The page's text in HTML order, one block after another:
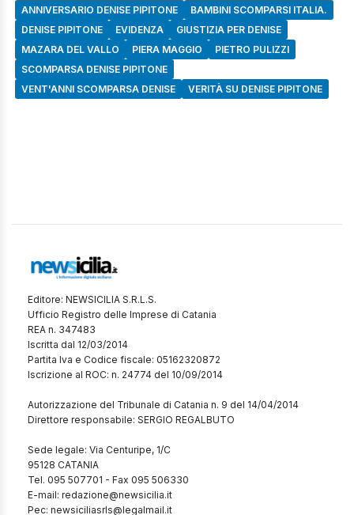
ANNIVERSARIO DENISE PIPITONE
BAMBINI SCOMPARSI ITALIA.
DENISE PIPITONE
EVIDENZA
GIUSTIZIA PER DENISE
MAZARA DEL VALLO
PIERA MAGGIO
PIETRO PULIZZI
SCOMPARSA DENISE PIPITONE
VENT'ANNI SCOMPARSA DENISE
VERITÀ SU DENISE PIPITONE
Editore: NEWSICILIA S.R.L.S.
Ufficio Registro delle Imprese di Catania
REA n. 347483
Iscritta dal 12/03/2014
Partita Iva e Codice fiscale: 05162320872
Iscrizione al ROC: n. 24774 del 10/09/2014
Autorizzazione del Tribunale di Catania n. 9 del 14/04/2014
Direttore responsabile: SERGIO REGALBUTO
Sede legale: Via Centuripe, 1/C
95128 CATANIA
Tel. 095 507701 - Fax 095 506330
E-mail: redazione@newsicilia.it
Pec: newsiciliasrls@legalmail.it